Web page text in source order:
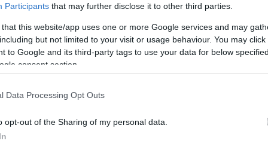
Participants that may further disclose it to other third parties.
that this website/app uses one or more Google services and may
but not limited to your visit or usage behaviour. You may
to Google and its third-party tags to use your data for below
consent section.
Data Processing Opt Outs
opt-out of the Sharing of my personal data.
στις ασχολίες τους. Σε ένα νέο τοπίο,